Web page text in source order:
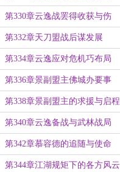
第330章云逸战罢得收获与伤
第332章天刀盟战后谋发展
第334章云逸应对危机巧布局
第336章景副盟主佛城办要事
第338章景副盟主的求援与启程
第340章云逸备战与武林战局
第342章慕容德的追随与使命
第344章江湖规矩下的各方风云